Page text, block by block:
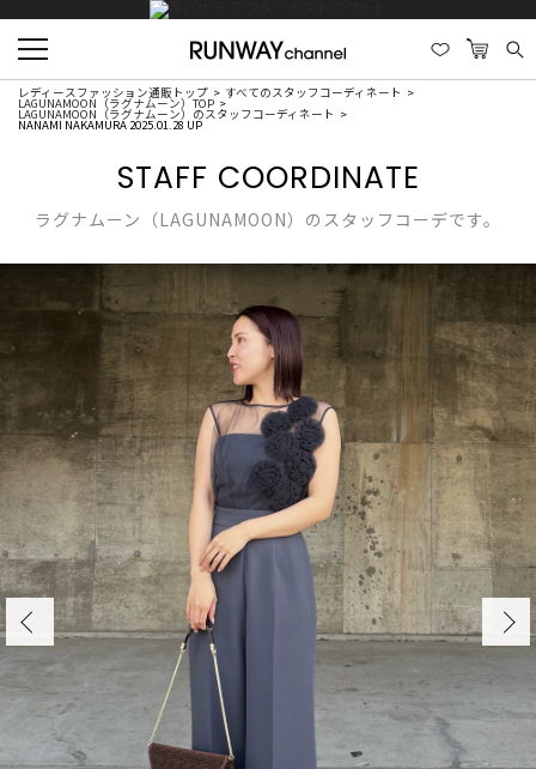
レディースファッション通販トップ すべてのスタッフコーディネート
LAGUNAMOON（ラグナムーン）TOP
LAGUNAMOON（ラグナムーン）のスタッフコーディネート
NANAMI NAKAMURA 2025.01.28 UP
STAFF COORDINATE
ラグナムーン（LAGUNAMOON）のスタッフコーデです。